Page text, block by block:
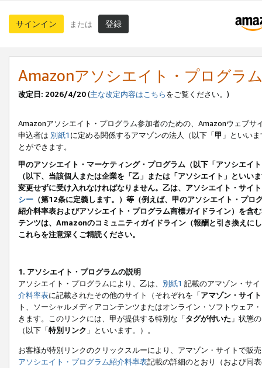
サインイン または 登録
Amazonアソシエイト・プログラ
改定日: 2026/4/20(主な改定内容はこちらをご覧ください。)
Amazonアソシエイト・プログラム参加者のための、Amazonウェブサ
申込者は 別紙1 に定める関係するアマゾンの法人（以下「甲 」といい
とができます。
甲のアソシエイト・マーケティング・プログラム（以下「アソシエイ
（以下、当該個人または企業を「乙」または「アソシエイト」とい
変更せずに受け入れなければなりません。乙は、アソシエイト・サイ
シー （第12条に定義します。）等（例えば、甲のアソシエイト・プ
紹介料率表およびアソシエイト・プログラム商標ガイドライン）を
テンツは、Amazonのコミュニティガイドライン（報酬と引き換えに
これらを注意深くご精読ください。
1. アソシエイト・プログラムの説明
アソシエイト・プログラムにより、乙は、 別紙1 記載のアマゾン・サ
介料率表に記載されたその他のサイト（それぞれを「アマゾン・サイト
ト、ソーシャルメディアコンテンツまたはオンライン・ソフトウェア
きます。このリンクには、甲が提供する特別な「タグが付いた 」状態
（以下「特別リンク 」といいます。）。
お客様が特別リンクのクリックスルーにより、アマゾン・サイトで販
アソシエイト・プログラム紹介料率表記載の詳細のとおり（および同